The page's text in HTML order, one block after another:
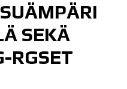
SEKÄ
RGSET